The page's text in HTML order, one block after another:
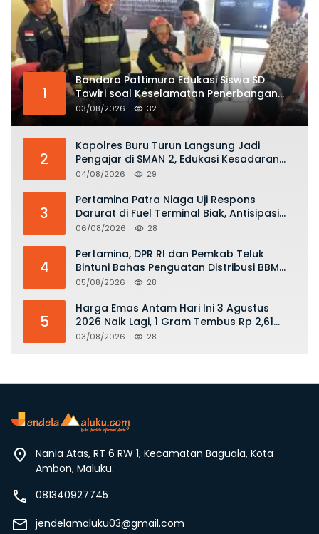
1
Bandara Pattimura Edukasi Siswa SD
Tawiri soal Keselamatan Penerbangan
dan Bahaya Bermain Layang-layang di
KKOP
03/08/2026 32
2
Kapolres Buru Turun Langsung Jadi
Pengajar di SMAN 2, Edukasi Kesadaran
Hukum dan Stop Kekerasan
04/08/2026 29
3
Pertamina Patra Niaga Uji Respons
Darurat di Fuel Terminal Biak, Antisipasi
Risiko Kebakaran dan Tumpahan BBM
06/08/2026 28
4
Pertamina, DPR RI dan Pemkab Teluk
Bintuni Bahas Penguatan Distribusi BBM
dan LPG
05/08/2026 28
5
Harga Emas Antam Hari Ini 3 Agustus
2026 Naik Lagi, 1 Gram Tembus Rp 2,61
Juta
03/08/2026 28
Nania Atas, RT 6 RW 1, Kecamatan Baguala, Kota
Ambon, Maluku.
081340927745
jendelamaluku03@gmail.com